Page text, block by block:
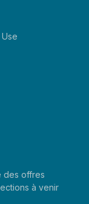
des offres
à venir